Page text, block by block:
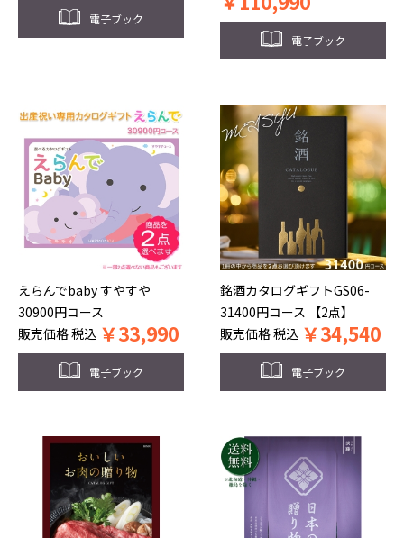
電子ブック
電子ブック
えらんでbaby すやすや
30900円コース
販売価格税込 ￥33,990
電子ブック
銘酒カタログギフトGS06-
31400円コース 【2点】
販売価格税込 ￥34,540
電子ブック